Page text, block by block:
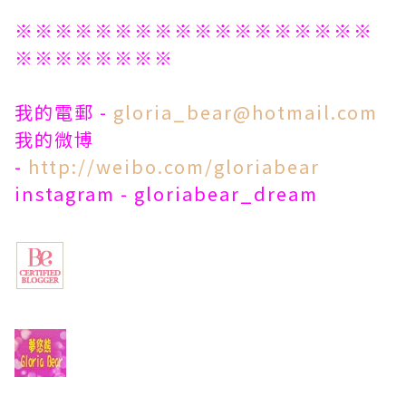
※※※※※※※※※※※※※※※※※※
※※※※※※※※
我的電郵 - gloria_bear@hotmail.com
我的微博
- http://weibo.com/gloriabear
instagram - gloriabear_dream